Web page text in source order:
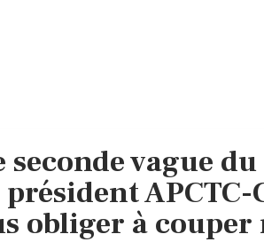
seconde vague
APCTC-
obliger à couper